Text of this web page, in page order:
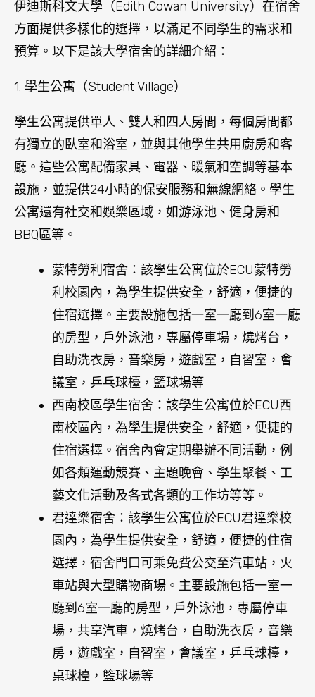
BBQ區等。
蒙特勞利宿舍：該學生公寓位於ECU蒙特勞
住宿選擇。主要設施包括一室一廳到6室一廳
的房型，戶外泳池，專屬停車場，燒烤台，
自助洗衣房，音樂房，遊戲室，自習室，會
議室，乒乓球檯，籃球場等
西南校區學生宿舍：該學生公寓位於ECU西
南校區內，為學生提供安全，舒適，便捷的
住宿選擇。宿舍內會定期舉辦不同活動，例
藝文化活動及各式各類的工作坊等等。
君達樂宿舍：該學生公寓位於ECU君達樂校
園內，為學生提供安全，舒適，便捷的住宿
選擇，宿舍門口可乘免費公交至汽車站，火
車站與大型購物商場。主要設施包括一室一
廳到6室一廳的房型，戶外泳池，專屬停車
場，共享汽車，燒烤台，自助洗衣房，音樂
房，遊戲室，自習室，會議室，乒乓球檯，
桌球檯，籃球場等
資料來源：https://www.china.ecu.edu.au/student-
support/dormitory/index.html
2. 學生公寓式住宅（Student Residential Village）
學生公寓式住宅提供更豐富的社交和學習機會，學
生可以選擇單人或雙人房間，並與其他學生共用浴
室、廚房和客廳等公共區域。這些住宅配備家具、
暖氣、空調和無線網絡等基本設施，並提供24小時
的保安服務。學生公寓式住宅還提供社交和娛樂設